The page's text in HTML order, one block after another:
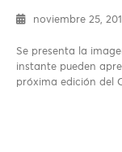
noviembre 25,
Se presenta la
instante pueden
próxima edición del